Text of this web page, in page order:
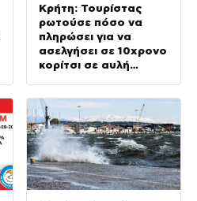
Κρήτη: Τουρίστας
ρωτούσε πόσο να
πληρώσει για να
ασελγήσει σε 10χρονο
κορίτσι σε αυλή